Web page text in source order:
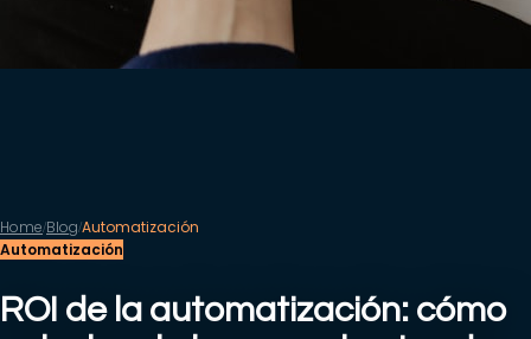
Home/Blog/Automatización
Automatización
ROI de la automatización: cómo